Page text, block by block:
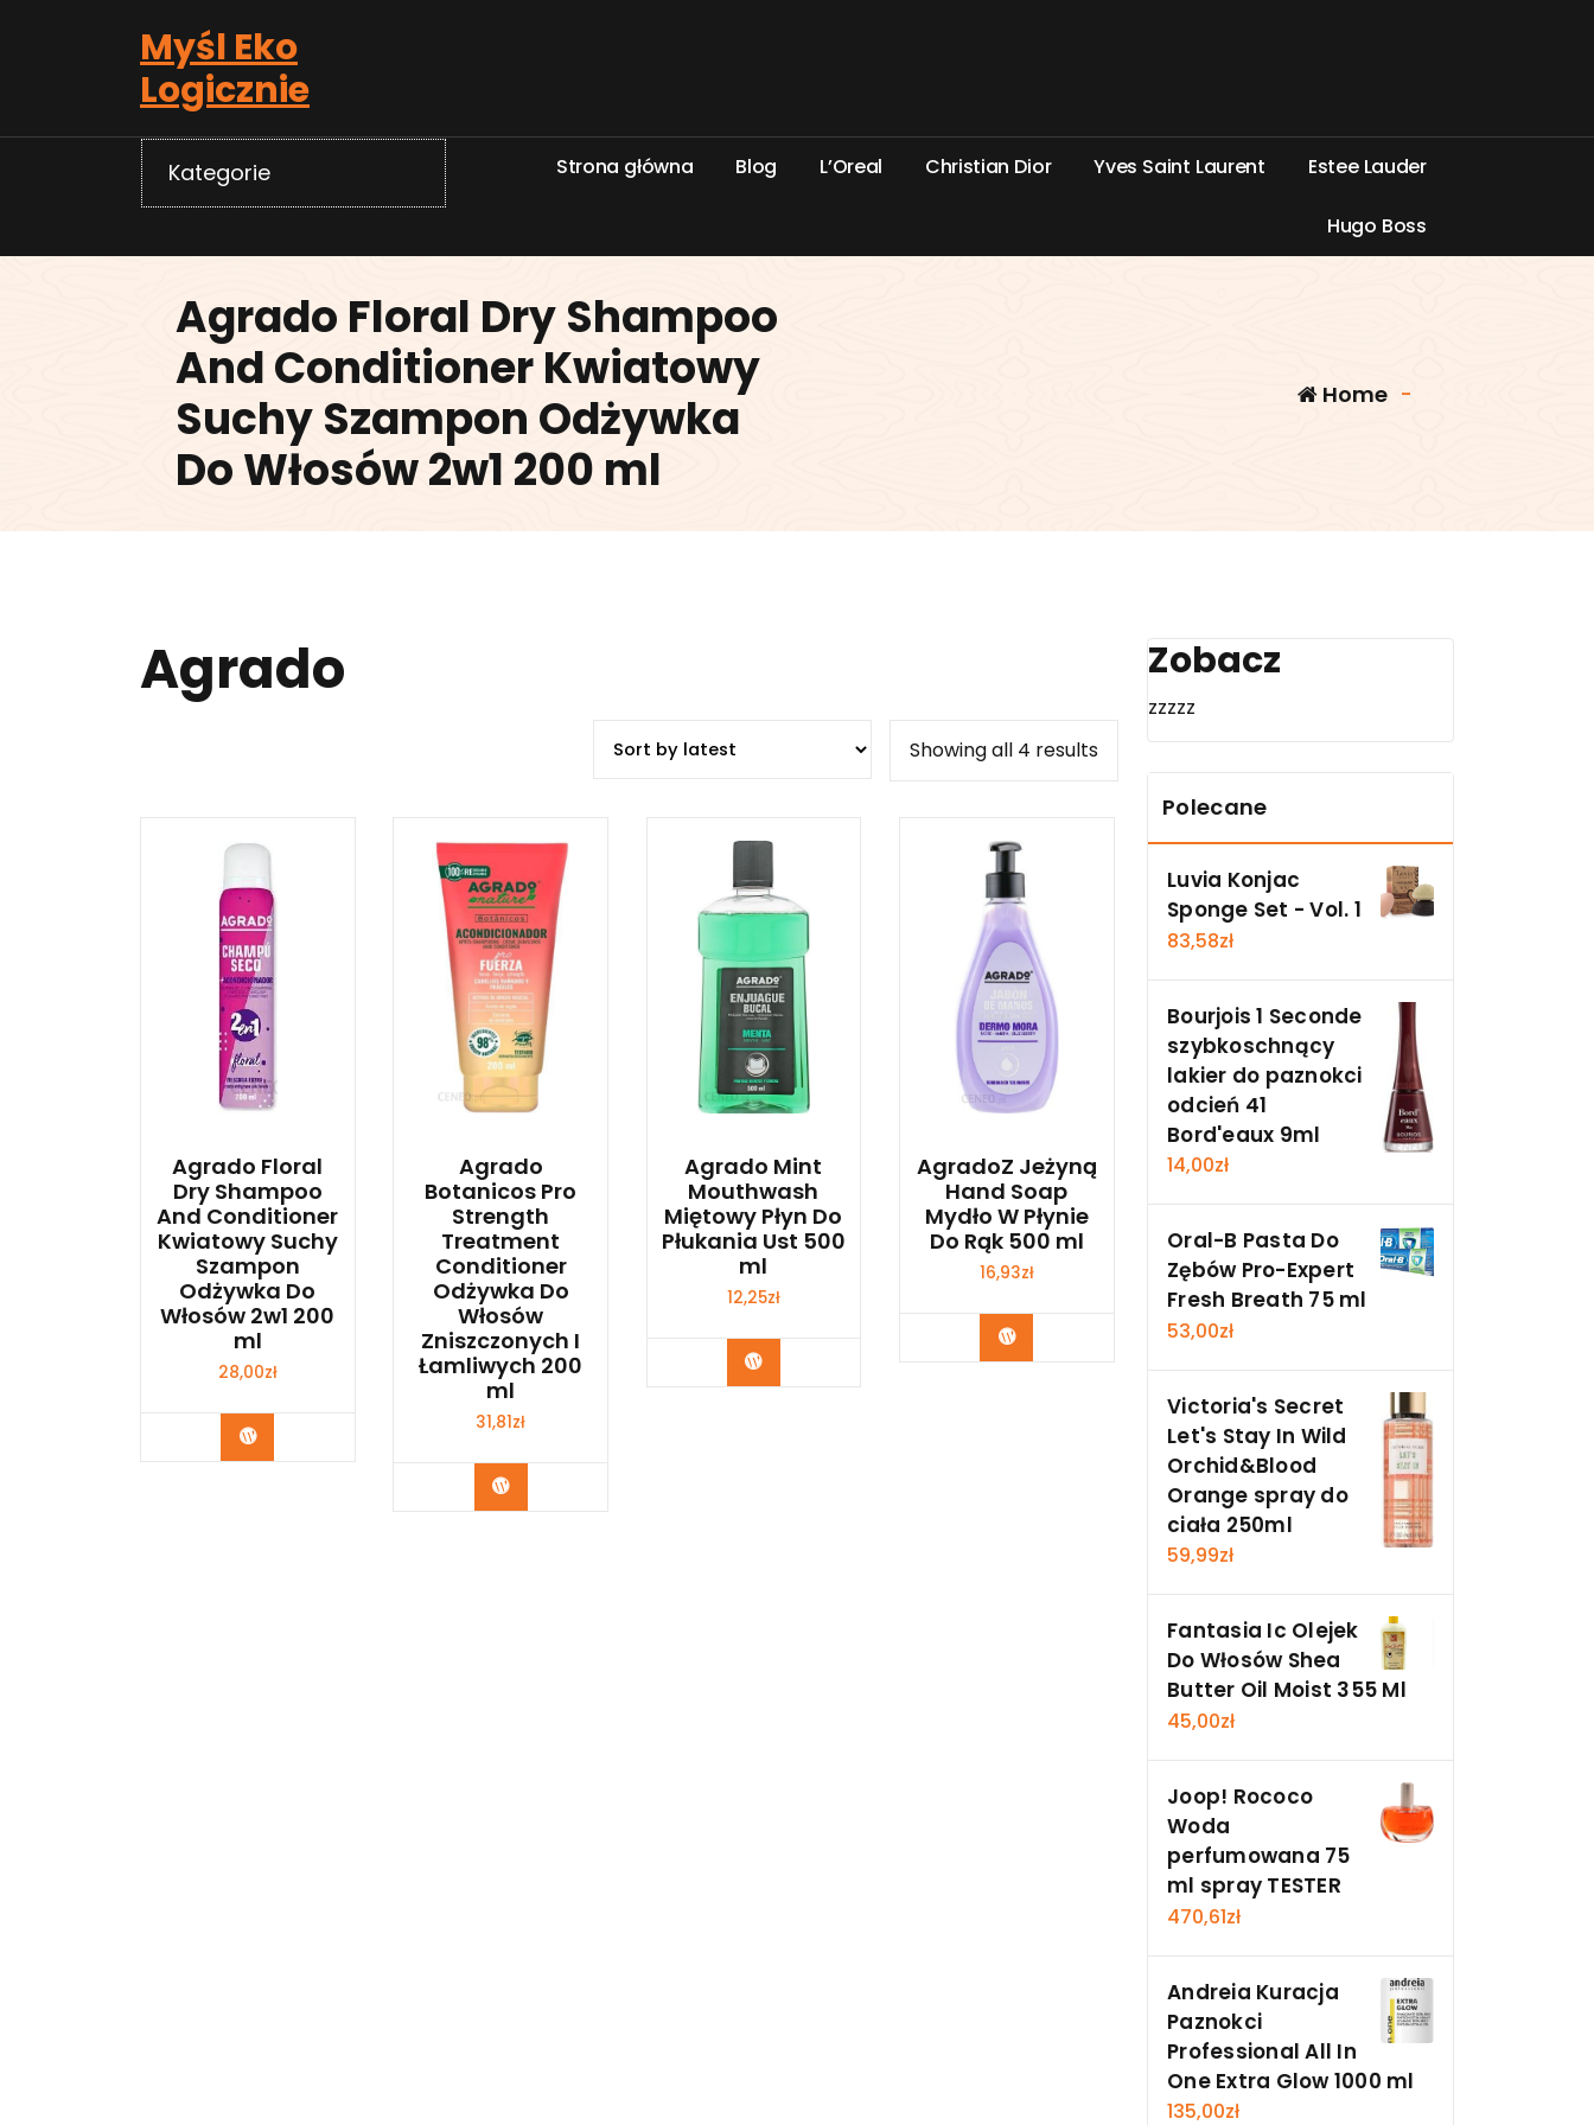
Myśl Eko
Logicznie
Kategorie Strona główna Blog L’Oreal Christian Dior Yves Saint Laurent Estee Lauder
Hugo Boss
Agrado Floral Dry Shampoo
And Conditioner Kwiatowy
Suchy Szampon Odżywka
Do Włosów 2w1 200 ml
Home -
Agrado
Showing all 4 results
Agrado Floral
Dry Shampoo
And Conditioner
Kwiatowy Suchy
Szampon
Odżywka Do
Włosów 2w1 200
ml
28,00zł
Zobacz
Agrado
Botanicos Pro
Strength
Treatment
Conditioner
Odżywka Do
Włosów
Zniszczonych I
Łamliwych 200
ml
31,81zł
Zobacz
Agrado Mint
Mouthwash
Miętowy Płyn Do
Płukania Ust 500
ml
12,25zł
Zobacz
AgradoZ Jeżyną
Hand Soap
Mydło W Płynie
Do Rąk 500 ml
16,93zł
Zobacz
Zobacz
zzzzz
Polecane
Luvia Konjac
Sponge Set - Vol. 1
83,58zł
Bourjois 1 Seconde
szybkoschnący
lakier do paznokci
odcień 41
Bord'eaux 9ml
14,00zł
Oral-B Pasta Do
Zębów Pro-Expert
Fresh Breath 75 ml
53,00zł
Victoria's Secret
Let's Stay In Wild
Orchid&Blood
Orange spray do
ciała 250ml
59,99zł
Fantasia Ic Olejek
Do Włosów Shea
Butter Oil Moist 355 Ml
45,00zł
Joop! Rococo
Woda
perfumowana 75
ml spray TESTER
470,61zł
Andreia Kuracja
Paznokci
Professional All In
One Extra Glow 1000 ml
135,00zł